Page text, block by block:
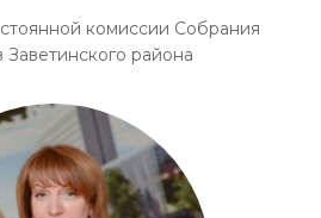
комиссии Собрания
Заветинского района